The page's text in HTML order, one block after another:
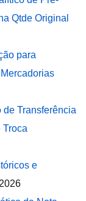
Qtde Original
para
de Transferência
Troca
e